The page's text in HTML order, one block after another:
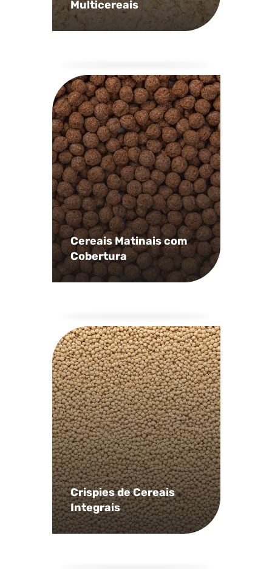
Multicereais
Cereais Matinais com
Cobertura
Crispies de Cereais
Integrais